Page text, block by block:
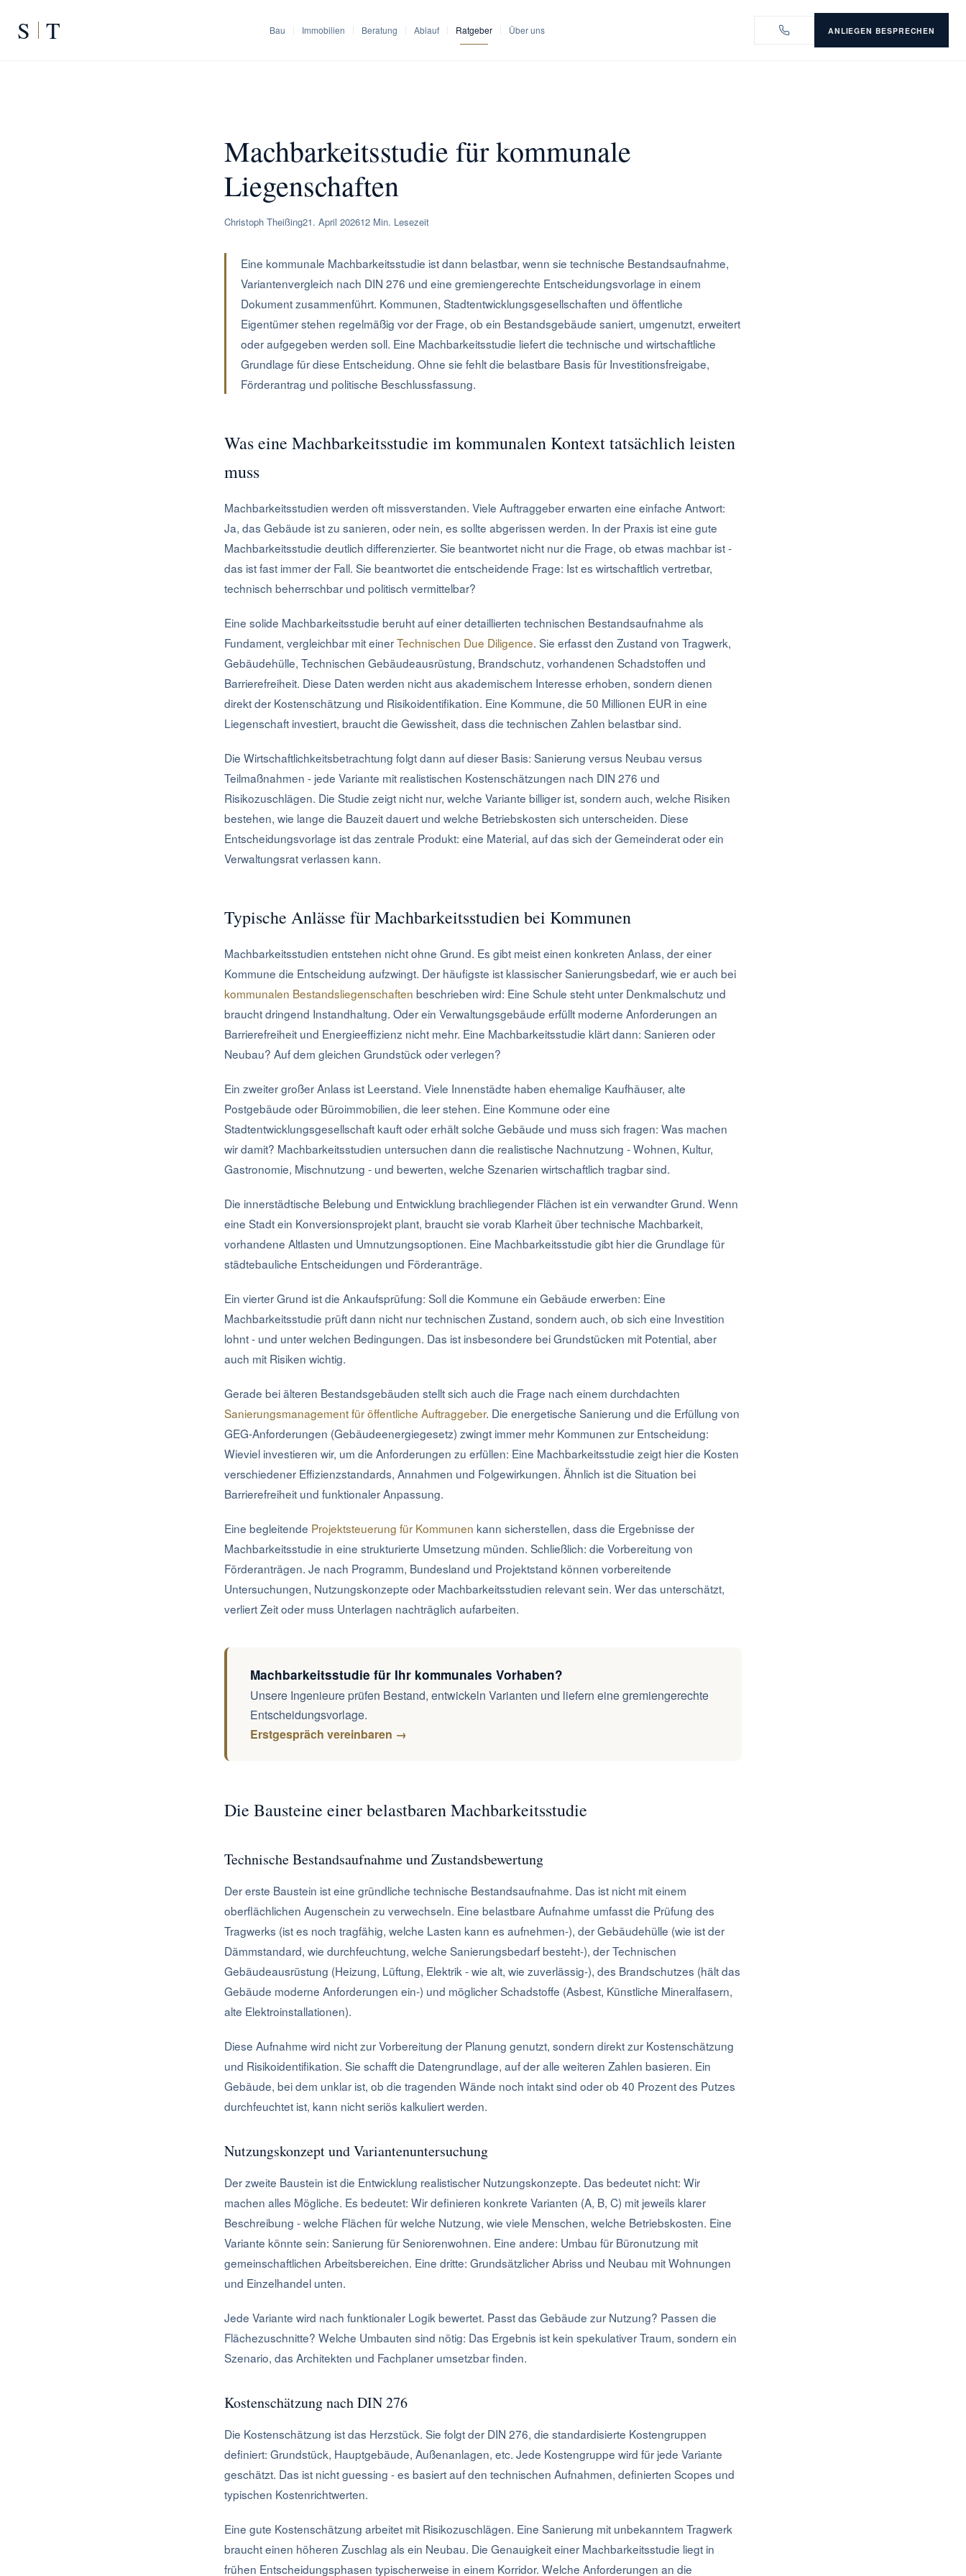
S T Bau Immobilien Beratung Ablauf Ratgeber Über uns ANLIEGEN BESPRECHEN
Machbarkeitsstudie für kommunale
Liegenschaften
Christoph Theißing21. April 202612 Min. Lesezeit
Eine kommunale Machbarkeitsstudie ist dann belastbar, wenn sie technische Bestandsaufnahme,
Variantenvergleich nach DIN 276 und eine gremiengerechte Entscheidungsvorlage in einem
Dokument zusammenführt. Kommunen, Stadtentwicklungsgesellschaften und öffentliche
Eigentümer stehen regelmäßig vor der Frage, ob ein Bestandsgebäude saniert, umgenutzt, erweitert
oder aufgegeben werden soll. Eine Machbarkeitsstudie liefert die technische und wirtschaftliche
Grundlage für diese Entscheidung. Ohne sie fehlt die belastbare Basis für Investitionsfreigabe,
Förderantrag und politische Beschlussfassung.
Was eine Machbarkeitsstudie im kommunalen Kontext tatsächlich leisten
muss
Machbarkeitsstudien werden oft missverstanden. Viele Auftraggeber erwarten eine einfache Antwort:
Ja, das Gebäude ist zu sanieren, oder nein, es sollte abgerissen werden. In der Praxis ist eine gute
Machbarkeitsstudie deutlich differenzierter. Sie beantwortet nicht nur die Frage, ob etwas machbar ist -
das ist fast immer der Fall. Sie beantwortet die entscheidende Frage: Ist es wirtschaftlich vertretbar,
technisch beherrschbar und politisch vermittelbar?
Eine solide Machbarkeitsstudie beruht auf einer detaillierten technischen Bestandsaufnahme als
Fundament, vergleichbar mit einerTechnischen Due Diligence. Sie erfasst den Zustand von Tragwerk,
Gebäudehülle, Technischen Gebäudeausrüstung, Brandschutz, vorhandenen Schadstoffen und
Barrierefreiheit. Diese Daten werden nicht aus akademischem Interesse erhoben, sondern dienen
direkt der Kostenschätzung und Risikoidentifikation. Eine Kommune, die 50 Millionen EUR in eine
Liegenschaft investiert, braucht die Gewissheit, dass die technischen Zahlen belastbar sind.
Die Wirtschaftlichkeitsbetrachtung folgt dann auf dieser Basis: Sanierung versus Neubau versus
Teilmaßnahmen - jede Variante mit realistischen Kostenschätzungen nach DIN 276 und
Risikozuschlägen. Die Studie zeigt nicht nur, welche Variante billiger ist, sondern auch, welche Risiken
bestehen, wie lange die Bauzeit dauert und welche Betriebskosten sich unterscheiden. Diese
Entscheidungsvorlage ist das zentrale Produkt: eine Material, auf das sich der Gemeinderat oder ein
Verwaltungsrat verlassen kann.
Typische Anlässe für Machbarkeitsstudien bei Kommunen
Machbarkeitsstudien entstehen nicht ohne Grund. Es gibt meist einen konkreten Anlass, der einer
Kommune die Entscheidung aufzwingt. Der häufigste ist klassischer Sanierungsbedarf, wie er auch bei
kommunalen Bestandsliegenschaften beschrieben wird: Eine Schule steht unter Denkmalschutz und
braucht dringend Instandhaltung. Oder ein Verwaltungsgebäude erfüllt moderne Anforderungen an
Barrierefreiheit und Energieeffizienz nicht mehr. Eine Machbarkeitsstudie klärt dann: Sanieren oder
Neubau? Auf dem gleichen Grundstück oder verlegen?
Ein zweiter großer Anlass ist Leerstand. Viele Innenstädte haben ehemalige Kaufhäuser, alte
Postgebäude oder Büroimmobilien, die leer stehen. Eine Kommune oder eine
Stadtentwicklungsgesellschaft kauft oder erhält solche Gebäude und muss sich fragen: Was machen
wir damit? Machbarkeitsstudien untersuchen dann die realistische Nachnutzung - Wohnen, Kultur,
Gastronomie, Mischnutzung - und bewerten, welche Szenarien wirtschaftlich tragbar sind.
Die innerstädtische Belebung und Entwicklung brachliegender Flächen ist ein verwandter Grund. Wenn
eine Stadt ein Konversionsprojekt plant, braucht sie vorab Klarheit über technische Machbarkeit,
vorhandene Altlasten und Umnutzungsoptionen. Eine Machbarkeitsstudie gibt hier die Grundlage für
städtebauliche Entscheidungen und Förderanträge.
Ein vierter Grund ist die Ankaufsprüfung: Soll die Kommune ein Gebäude erwerben: Eine
Machbarkeitsstudie prüft dann nicht nur technischen Zustand, sondern auch, ob sich eine Investition
lohnt - und unter welchen Bedingungen. Das ist insbesondere bei Grundstücken mit Potential, aber
auch mit Risiken wichtig.
Gerade bei älteren Bestandsgebäuden stellt sich auch die Frage nach einem durchdachten
Sanierungsmanagement für öffentliche Auftraggeber. Die energetische Sanierung und die Erfüllung von
GEG-Anforderungen (Gebäudeenergiegesetz) zwingt immer mehr Kommunen zur Entscheidung:
Wieviel investieren wir, um die Anforderungen zu erfüllen: Eine Machbarkeitsstudie zeigt hier die Kosten
verschiedener Effizienzstandards, Annahmen und Folgewirkungen. Ähnlich ist die Situation bei
Barrierefreiheit und funktionaler Anpassung.
Eine begleitende Projektsteuerung für Kommunen kann sicherstellen, dass die Ergebnisse der
Machbarkeitsstudie in eine strukturierte Umsetzung münden. Schließlich: die Vorbereitung von
Förderanträgen. Je nach Programm, Bundesland und Projektstand können vorbereitende
Untersuchungen, Nutzungskonzepte oder Machbarkeitsstudien relevant sein. Wer das unterschätzt,
verliert Zeit oder muss Unterlagen nachträglich aufarbeiten.
Machbarkeitsstudie für Ihr kommunales Vorhaben?
Unsere Ingenieure prüfen Bestand, entwickeln Varianten und liefern eine gremiengerechte
Entscheidungsvorlage.
Erstgespräch vereinbaren →
Die Bausteine einer belastbaren Machbarkeitsstudie
Technische Bestandsaufnahme und Zustandsbewertung
Der erste Baustein ist eine gründliche technische Bestandsaufnahme. Das ist nicht mit einem
oberflächlichen Augenschein zu verwechseln. Eine belastbare Aufnahme umfasst die Prüfung des
Tragwerks (ist es noch tragfähig, welche Lasten kann es aufnehmen-), der Gebäudehülle (wie ist der
Dämmstandard, wie durchfeuchtung, welche Sanierungsbedarf besteht-), der Technischen
Gebäudeausrüstung (Heizung, Lüftung, Elektrik - wie alt, wie zuverlässig-), des Brandschutzes (hält das
Gebäude moderne Anforderungen ein-) und möglicher Schadstoffe (Asbest, Künstliche Mineralfasern,
alte Elektroinstallationen).
Diese Aufnahme wird nicht zur Vorbereitung der Planung genutzt, sondern direkt zur Kostenschätzung
und Risikoidentifikation. Sie schafft die Datengrundlage, auf der alle weiteren Zahlen basieren. Ein
Gebäude, bei dem unklar ist, ob die tragenden Wände noch intakt sind oder ob 40 Prozent des Putzes
durchfeuchtet ist, kann nicht seriös kalkuliert werden.
Nutzungskonzept und Variantenuntersuchung
Der zweite Baustein ist die Entwicklung realistischer Nutzungskonzepte. Das bedeutet nicht: Wir
machen alles Mögliche. Es bedeutet: Wir definieren konkrete Varianten (A, B, C) mit jeweils klarer
Beschreibung - welche Flächen für welche Nutzung, wie viele Menschen, welche Betriebskosten. Eine
Variante könnte sein: Sanierung für Seniorenwohnen. Eine andere: Umbau für Büronutzung mit
gemeinschaftlichen Arbeitsbereichen. Eine dritte: Grundsätzlicher Abriss und Neubau mit Wohnungen
und Einzelhandel unten.
Jede Variante wird nach funktionaler Logik bewertet. Passt das Gebäude zur Nutzung? Passen die
Flächezuschnitte? Welche Umbauten sind nötig: Das Ergebnis ist kein spekulativer Traum, sondern ein
Szenario, das Architekten und Fachplaner umsetzbar finden.
Kostenschätzung nach DIN 276
Die Kostenschätzung ist das Herzstück. Sie folgt der DIN 276, die standardisierte Kostengruppen
definiert: Grundstück, Hauptgebäude, Außenanlagen, etc. Jede Kostengruppe wird für jede Variante
geschätzt. Das ist nicht guessing - es basiert auf den technischen Aufnahmen, definierten Scopes und
typischen Kostenrichtwerten.
Eine gute Kostenschätzung arbeitet mit Risikozuschlägen. Eine Sanierung mit unbekanntem Tragwerk
braucht einen höheren Zuschlag als ein Neubau. Die Genauigkeit einer Machbarkeitsstudie liegt in
frühen Entscheidungsphasen typischerweise in einem Korridor. Welche Anforderungen an die